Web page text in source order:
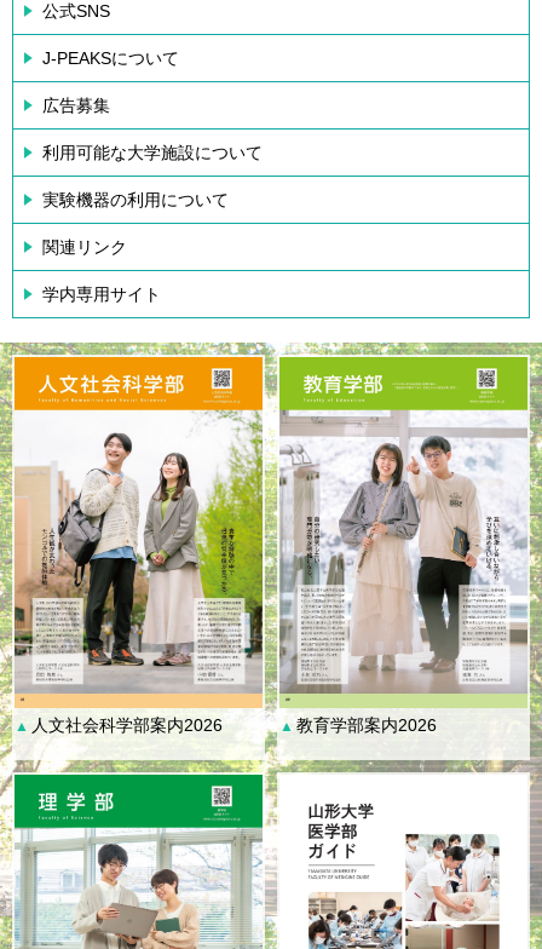
公式SNS
J-PEAKSについて
広告募集
利用可能な大学施設について
実験機器の利用について
関連リンク
学内専用サイト
▲ 人文社会科学部案内2026 ▲ 教育学部案内2026